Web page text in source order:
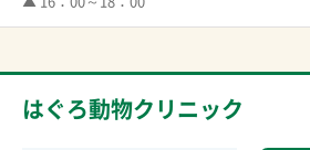
はぐろ動物クリニック